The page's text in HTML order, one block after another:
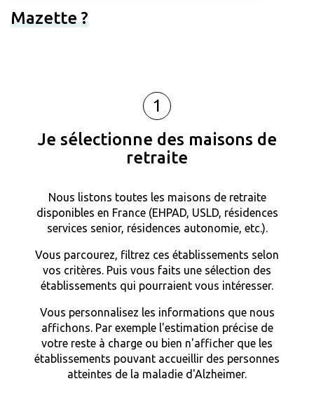
Mazette ?
1
Je sélectionne des maisons de
retraite
Nous listons toutes les maisons de retraite
disponibles en France (EHPAD, USLD, résidences
services senior, résidences autonomie, etc.).
Vous parcourez, filtrez ces établissements selon
vos critères. Puis vous faits une sélection des
établissements qui pourraient vous intéresser.
Vous personnalisez les informations que nous
affichons. Par exemple l'estimation précise de
votre reste à charge ou bien n'afficher que les
établissements pouvant accueillir des personnes
atteintes de la maladie d'Alzheimer.